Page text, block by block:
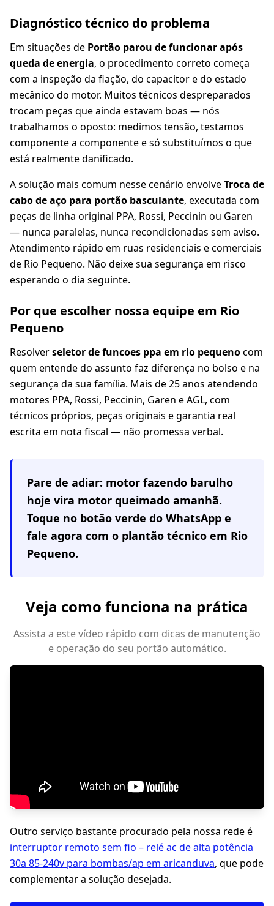
Diagnóstico técnico do problema
Em situações de Portão parou de funcionar após
queda de energia, o procedimento correto começa
com a inspeção da fiação, do capacitor e do estado
mecânico do motor. Muitos técnicos despreparados
trocam peças que ainda estavam boas — nós
trabalhamos o oposto: medimos tensão, testamos
componente a componente e só substituímos o que
está realmente danificado.
A solução mais comum nesse cenário envolveTroca de
cabo de aço para portão basculante, executada com
peças de linha original PPA, Rossi, Peccinin ou Garen
— nunca paralelas, nunca recondicionadas sem aviso.
Atendimento rápido em ruas residenciais e comerciais
de Rio Pequeno. Não deixe sua segurança em risco
esperando o dia seguinte.
Por que escolher nossa equipe em Rio
Pequeno
Resolverseletor de funcoes ppa em rio pequenocom
quem entende do assunto faz diferença no bolso e na
segurança da sua família. Mais de 25 anos atendendo
motores PPA, Rossi, Peccinin, Garen e AGL, com
técnicos próprios, peças originais e garantia real
escrita em nota fiscal — não promessa verbal.
Pare de adiar: motor fazendo barulho
hoje vira motor queimado amanhã.
Toque no botão verde do WhatsApp e
fale agora com o plantão técnico em Rio
Pequeno.
Veja como funciona na prática
Assista a este vídeo rápido com dicas de manutenção
e operação do seu portão automático.
Outro serviço bastante procurado pela nossa rede é
interruptor remoto sem fio – relé ac de alta potência
30a 85-240v para bombas/ap em aricanduva, que pode
complementar a solução desejada.